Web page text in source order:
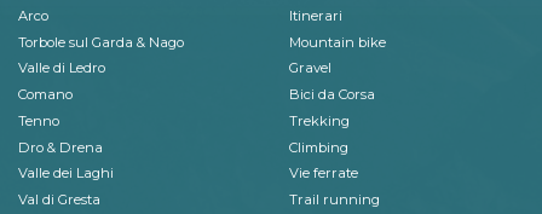
Arco
Torbole sul Garda & Nago
Valle di Ledro
Comano
Tenno
Dro & Drena
Valle dei Laghi
Val di Gresta
Itinerari
Mountain bike
Gravel
Bici da Corsa
Trekking
Climbing
Vie ferrate
Trail running